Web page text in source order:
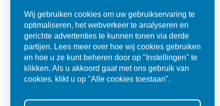
Wij gebruiken cookies om uw gebruikservaring te
optimaliseren, het webverkeer te analyseren en
gerichte advertenties te kunnen tonen via derde
partijen. Lees meer over hoe wij cookies gebruiken
en hoe u ze kunt beheren door op "Instellingen" te
klikken. Als u akkoord gaat met ons gebruik van
cookies, klikt u op "Alle cookies toestaan".